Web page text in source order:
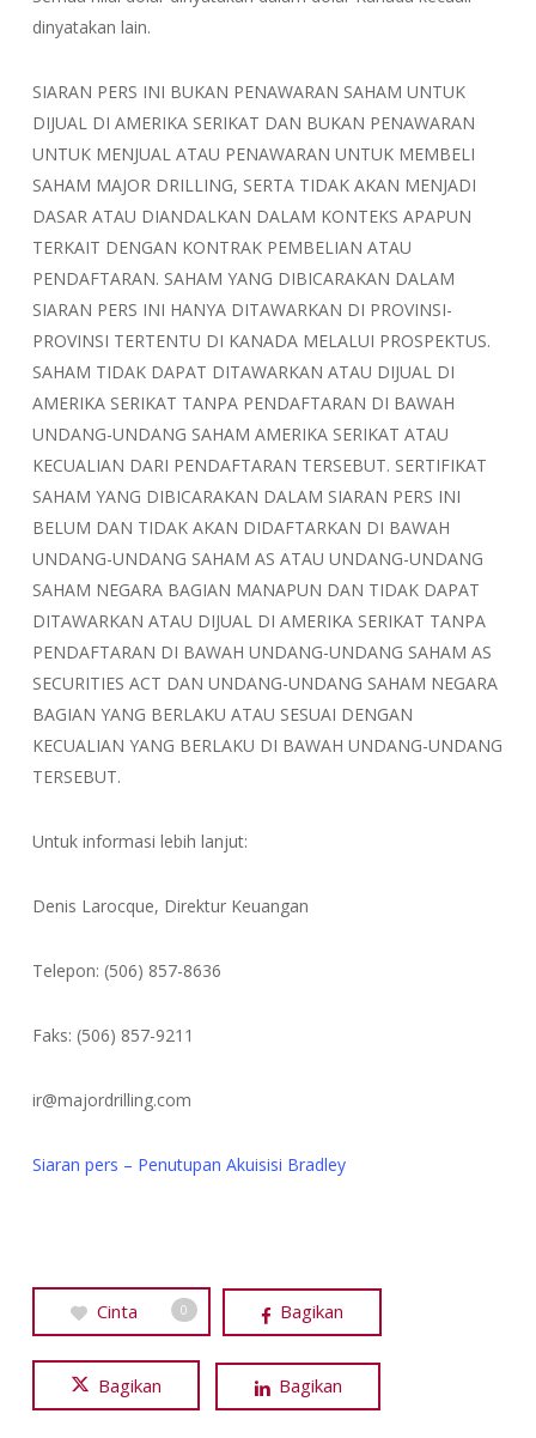
dinyatakan lain.
SIARAN PERS INI BUKAN PENAWARAN SAHAM UNTUK
DIJUAL DI AMERIKA SERIKAT DAN BUKAN PENAWARAN
UNTUK MENJUAL ATAU PENAWARAN UNTUK MEMBELI
SAHAM MAJOR DRILLING, SERTA TIDAK AKAN MENJADI
DASAR ATAU DIANDALKAN DALAM KONTEKS APAPUN
TERKAIT DENGAN KONTRAK PEMBELIAN ATAU
PENDAFTARAN. SAHAM YANG DIBICARAKAN DALAM
SIARAN PERS INI HANYA DITAWARKAN DI PROVINSI-
PROVINSI TERTENTU DI KANADA MELALUI PROSPEKTUS.
SAHAM TIDAK DAPAT DITAWARKAN ATAU DIJUAL DI
AMERIKA SERIKAT TANPA PENDAFTARAN DI BAWAH
UNDANG-UNDANG SAHAM AMERIKA SERIKAT ATAU
KECUALIAN DARI PENDAFTARAN TERSEBUT. SERTIFIKAT
SAHAM YANG DIBICARAKAN DALAM SIARAN PERS INI
BELUM DAN TIDAK AKAN DIDAFTARKAN DI BAWAH
UNDANG-UNDANG SAHAM AS ATAU UNDANG-UNDANG
SAHAM NEGARA BAGIAN MANAPUN DAN TIDAK DAPAT
DITAWARKAN ATAU DIJUAL DI AMERIKA SERIKAT TANPA
PENDAFTARAN DI BAWAH UNDANG-UNDANG SAHAM AS
SECURITIES ACT DAN UNDANG-UNDANG SAHAM NEGARA
BAGIAN YANG BERLAKU ATAU SESUAI DENGAN
KECUALIAN YANG BERLAKU DI BAWAH UNDANG-UNDANG
TERSEBUT.
Untuk informasi lebih lanjut:
Denis Larocque, Direktur Keuangan
Telepon: (506) 857-8636
Faks: (506) 857-9211
ir@majordrilling.com
Siaran pers – Penutupan Akuisisi Bradley
Cinta 0 Bagikan
Bagikan Bagikan